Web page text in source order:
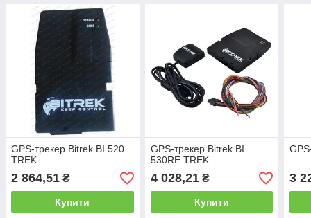
GPS-трекер Bitrek BI 520
TREK
2 864,51 ₴
Купити
GPS-трекер Bitrek BI
530RE TREK
4 028,21₴
Купити
3